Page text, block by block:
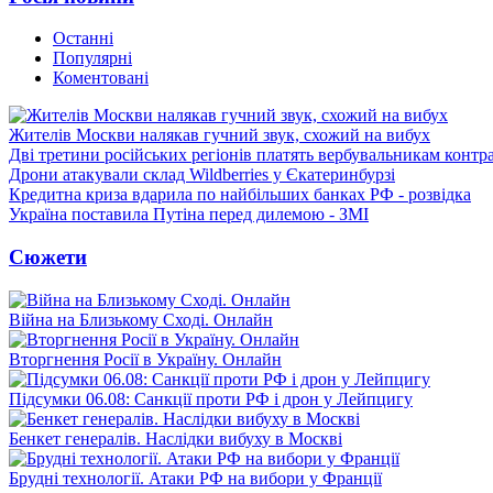
Останні
Популярні
Коментовані
Жителів Москви налякав гучний звук, схожий на вибух
Дві третини російських регіонів платять вербувальникам
Дрони атакували склад Wildberries у Єкатеринбурзі
Кредитна криза вдарила по найбільших банках РФ - розвідка
Україна поставила Путіна перед дилемою - ЗМІ
Сюжети
Війна на Близькому Сході. Онлайн
Вторгнення Росії в Україну. Онлайн
Підсумки 06.08: Санкції проти РФ і дрон у Лейпцигу
Бенкет генералів. Наслідки вибуху в Москві
Брудні технології. Атаки РФ на вибори у Франції